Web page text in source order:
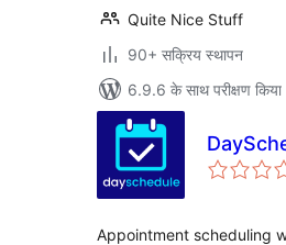
Quite Nice Stuff
90+ सक्रिय स्थापन
6.9.6 के साथ परीक्षण किया
Appointment scheduling